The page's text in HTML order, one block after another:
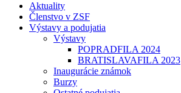
Aktuality
Členstvo v ZSF
Výstavy a podujatia
Výstavy
POPRADFILA 2024
BRATISLAVAFILA 2023
Inaugurácie známok
Burzy